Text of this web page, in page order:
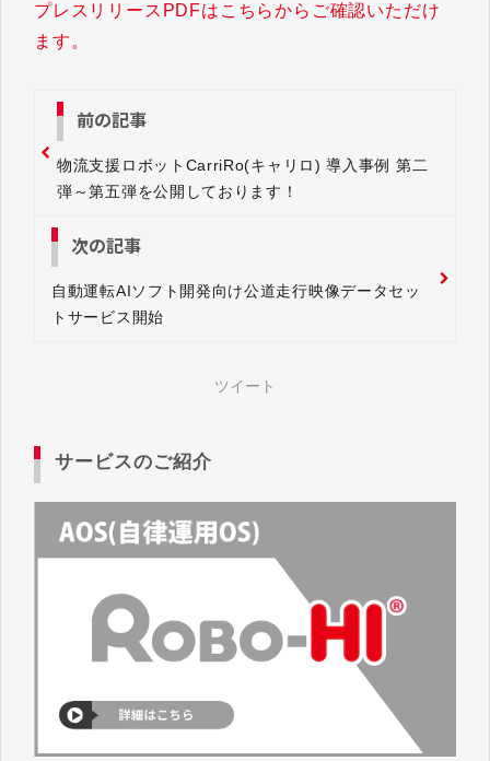
プレスリリースPDFはこちらからご確認いただけ
ます。
前の記事
物流支援ロボットCarriRo(キャリロ) 導入事例 第二
弾～第五弾を公開しております！
次の記事
自動運転AIソフト開発向け公道走行映像データセッ
トサービス開始
ツイート
サービスのご紹介